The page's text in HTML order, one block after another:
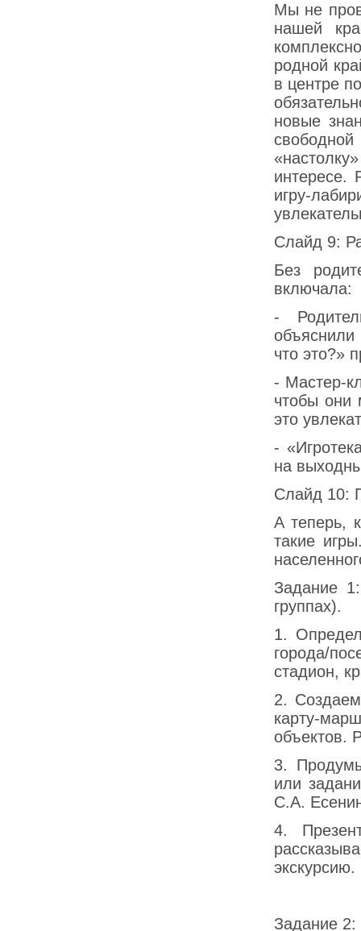
Мы не
нашей
родной
в центре
новые
свободной
интересе.
игру-
Слайд 9:
Без
включала:
-
объяснили
что это?»
- Мастер-
чтобы они
это
-
на
Слайд 10:
А теперь,
такие
Задание
группах).
1.
города/
стадион,
2.
карту-
объектов.
3.
или
С.А.
4.
экскурсию.
Задание